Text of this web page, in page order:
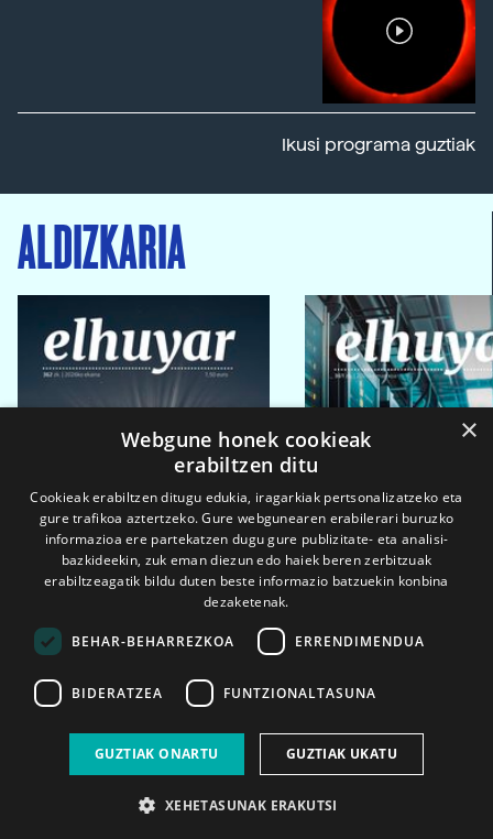
Ikusi programa guztiak
ALDIZKARIA
2026ko eka. 1a 2026ko mar. 1a
×
Webgune honek cookieak
erabiltzen ditu
Cookieak erabiltzen ditugu edukia, iragarkiak pertsonalizatzeko eta
gure trafikoa aztertzeko. Gure webgunearen erabilerari buruzko
informazioa ere partekatzen dugu gure publizitate- eta analisi-
bazkideekin, zuk eman diezun edo haiek beren zerbitzuak
erabiltzeagatik bildu duten beste informazio batzuekin konbina
dezaketenak.
BEHAR-BEHARREZKOA ERRENDIMENDUA
BIDERATZEA FUNTZIONALTASUNA
GUZTIAK ONARTU GUZTIAK UKATU
XEHETASUNAK ERAKUTSI